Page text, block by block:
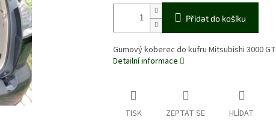
Přidat do košíku
Gumový koberec do kufru Mitsubishi 3000 GT
Detailní informace
TISK ZEPTAT SE HLÍDAT